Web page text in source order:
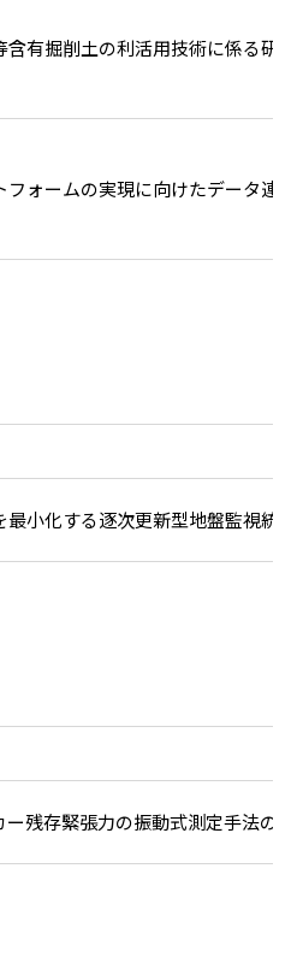
含有掘削土の利活用技術に係る研
フォームの実現に向けたデータ連
最小化する逐次更新型地盤監視統
ー残存緊張力の振動式測定手法の